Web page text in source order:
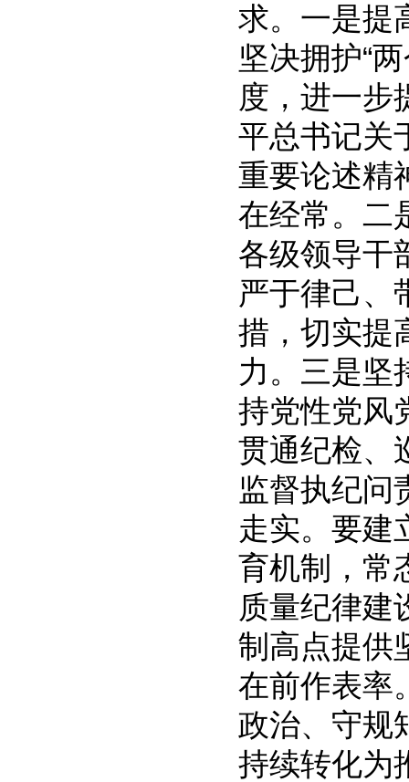
求。一是提
坚决拥护“
度，进一步
平总书记关
重要论述精
在经常。二
各级领导干
严于律己、
措，切实提
力。三是坚
持党性党风
贯通纪检、
监督执纪问
走实。要建
育机制，常
质量纪律建
制高点提供
在前作表率
政治、守规
持续转化为